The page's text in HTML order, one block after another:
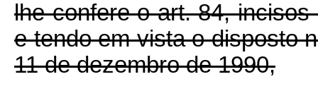
lhe confere o art. 84, incisos
e tendo em vista o disposto
11 de dezembro de 1990,